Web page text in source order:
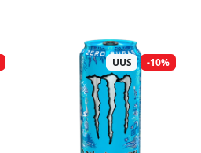
UUS -10%